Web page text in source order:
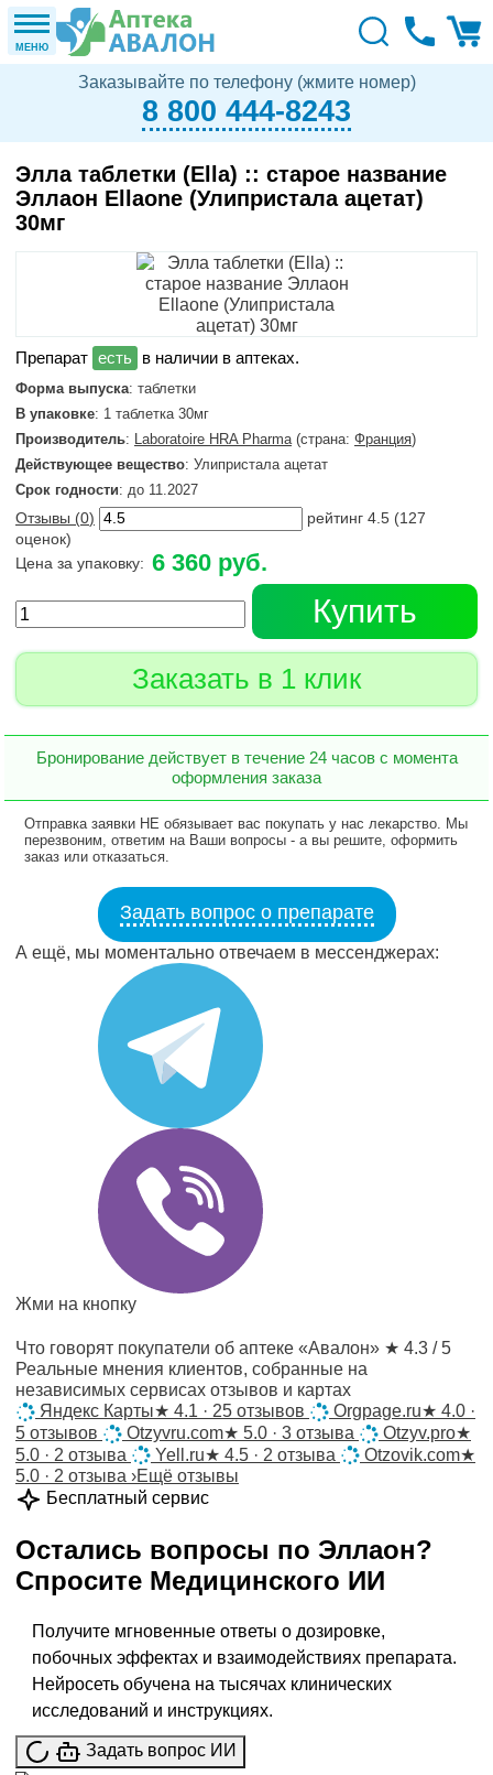
МЕНЮ
Заказывайте по телефону (жмите номер)
8 800 444-8243
Элла таблетки (Ella) :: старое название
Эллаон Ellaone (Улипристала ацетат)
30мг
в наличии в аптеках.
Форма выпуска: таблетки
В упаковке: 1 таблетка 30мг
Производитель: Laboratoire HRA Pharma(страна: Франция)
Действующее вещество: Улипристала ацетат
Срок годности: до 11.2027
Отзывы (0) рейтинг 4.5 (127
оценок)
Цена за упаковку: 6 360 руб.
Купить
Заказать в 1 клик
Бронирование действует в течение 24 часов с момента
оформления заказа
Отправка заявки НЕ обязывает вас покупать у нас лекарство. Мы
перезвоним, ответим на Ваши вопросы - а вы решите, оформить
заказ или отказаться.
Задать вопрос о препарате
А ещё, мы моментально отвечаем в мессенджерах:
Жми на кнопку
Что говорят покупатели об аптеке «Авалон» ★ 4.3 / 5
Реальные мнения клиентов, собранные на
независимых сервисах отзывов и картах
Яндекс Карты★ 4.1 · 25 отзывов Orgpage.ru★ 4.0 ·
5 отзывов
Otzyvru.com★ 5.0 · 3 отзыва Otzyv.pro★
5.0 · 2 отзыва
Yell.ru★ 4.5 · 2 отзыва Otzovik.com★
5.0 · 2 отзыва ›Ещё отзывы
Бесплатный сервис
Остались вопросы по Эллаон?
Спросите Медицинского ИИ
Получите мгновенные ответы о дозировке,
побочных эффектах и взаимодействиях препарата.
Нейросеть обучена на тысячах клинических
исследований и инструкциях.
Задать вопрос ИИ